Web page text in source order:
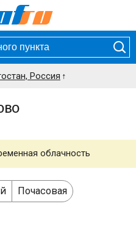
Россия
облачность
Почасовая